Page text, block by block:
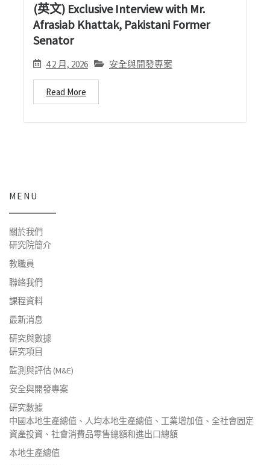
(英文) Exclusive Interview with Mr.
Afrasiab Khattak, Pakistani Former
Senator
4 2 月, 2026 安全與開發專案
Read More
MENU
關於我們
研究院簡介
教職員
聯絡我們
課程資料
最新消息
研究與數據
研究項目
監測與評估 (M&E)
安全與開發專案
研究數據
中國本地生產總值、人均本地生產總值、工業增加值、全社會固定
資產投資、社會消費品零售總額和進出口總額
本地生產總值